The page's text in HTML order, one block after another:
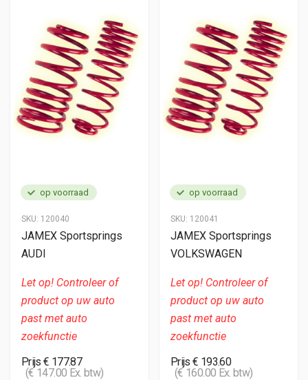
op voorraad
SKU: 120040
JAMEX Sportsprings
AUDI
Let op! Controleer of
product op uw auto
past met auto
zoekfunctie
Prijs € 177.87
(€ 147.00 Ex. btw)
op voorraad
SKU: 120041
JAMEX Sportsprings
VOLKSWAGEN
Let op! Controleer of
product op uw auto
past met auto
zoekfunctie
Prijs € 193.60
(€ 160.00 Ex. btw)